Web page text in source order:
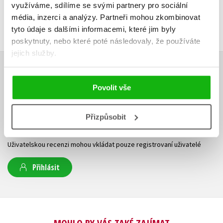
využíváme, sdílíme se svými partnery pro sociální
média, inzerci a analýzy. Partneři mohou zkombinovat
tyto údaje s dalšími informacemi, které jim byly
poskytnuty, nebo které poté následovaly, že používáte
jejich služby.
Povolit vše
Přizpůsobit
HODNOCENÍ ČTENÁŘŮ
V současné době nejsou vytvořena žádná uživatelská hodnocení.
Vaše hodnocení
Uživatelskou recenzi mohou vkládat pouze registrovaní uživatelé
Přihlásit